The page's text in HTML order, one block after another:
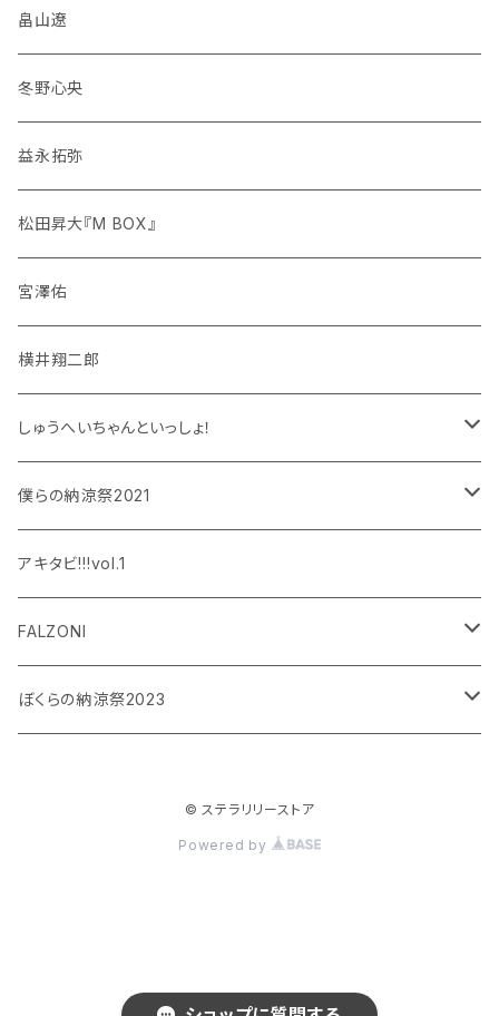
畠山遼
冬野心央
益永拓弥
松田昇大『M BOX』
宮澤佑
横井翔二郎
しゅうへいちゃんといっしょ！
和泉宗兵
設楽銀河
平賀勇成
吉岡佑
僕らの納涼祭2021
和泉宗兵
神永圭佑
小波津亜廉
アキタビ!!!vol.1
FALZONI
笠間淳の黄昏古書堂
ぼくらの納涼祭2023
© ステラリリーストア
Powered by